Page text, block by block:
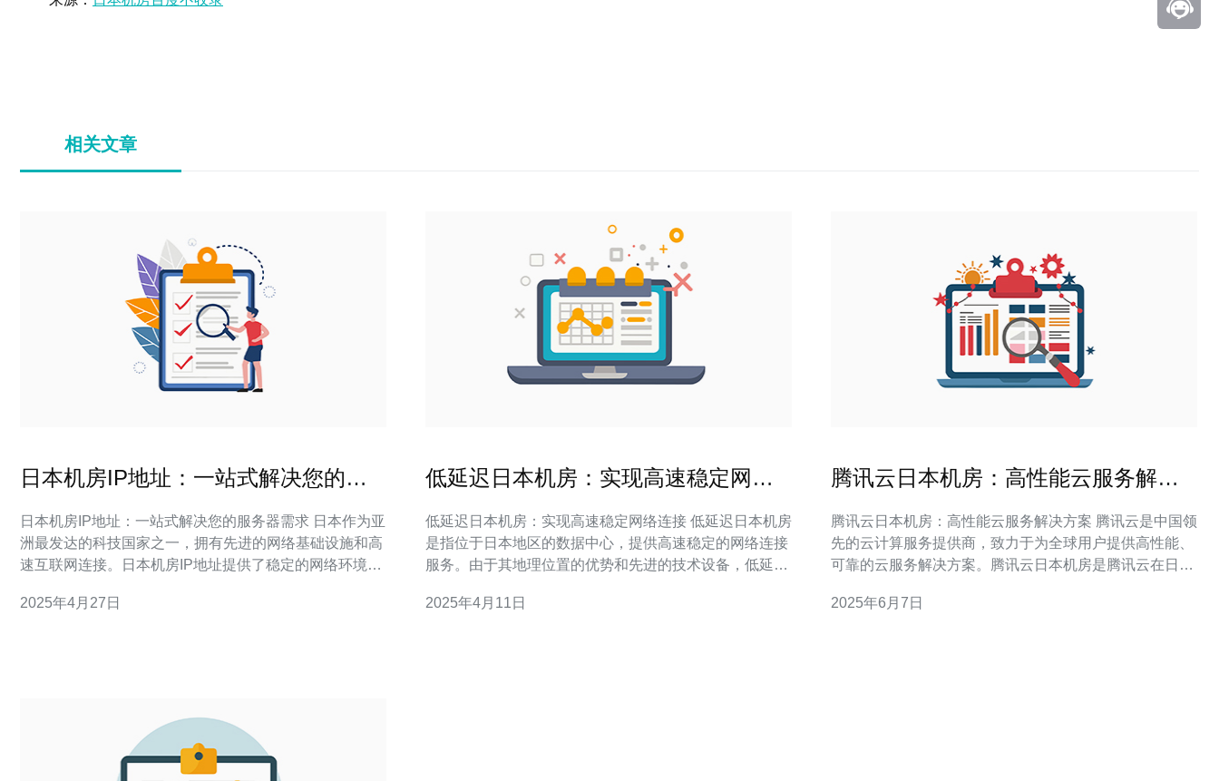
相关文章
日本机房IP地址：一站式解决您的服
日本机房IP地址：一站式解决您的服务器需求 日本作为亚
洲最发达的科技国家之一，拥有先进的网络基础设施和高
速互联网连接。日本机房IP地址提供了稳定的网络环境和
房IP地址为您提供一站式解决服务器需求的服务。不论您
2025年4月27日
低延迟日本机房：实现高速稳定网络
低延迟日本机房：实现高速稳定网络连接 低延迟日本机房
是指位于日本地区的数据中心，提供高速稳定的网络连接
服务。由于其地理位置的优势和先进的技术设备，低延迟
延迟的网络连接在很多领域都具有重要意义。无论是在线
2025年4月11日
腾讯云日本机房：高性能云服务解决
腾讯云日本机房：高性能云服务解决方案 腾讯云是中国领
先的云计算服务提供商，致力于为全球用户提供高性能、
可靠的云服务解决方案。腾讯云日本机房是腾讯云在日本
云计算服务。 腾讯云日本机房位于东京，地理位置优越，
2025年6月7日